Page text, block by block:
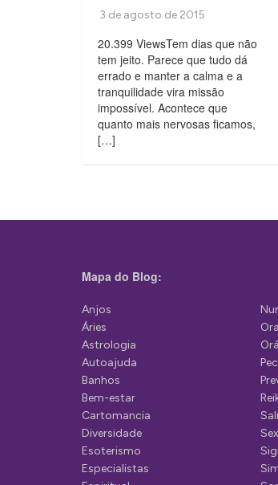
20.399 ViewsTem dias que não
tem jeito. Parece que tudo dá
errado e manter a calma e a
tranquilidade vira missão
impossível. Acontece que
quanto mais nervosas ficamos,
[…]
Mapa do Blog:
Anjos
Áries
Astrologia
Autoajuda
Banhos
Bem-estar
Cartomancia
Diversidade
Esoterismo
Especialistas